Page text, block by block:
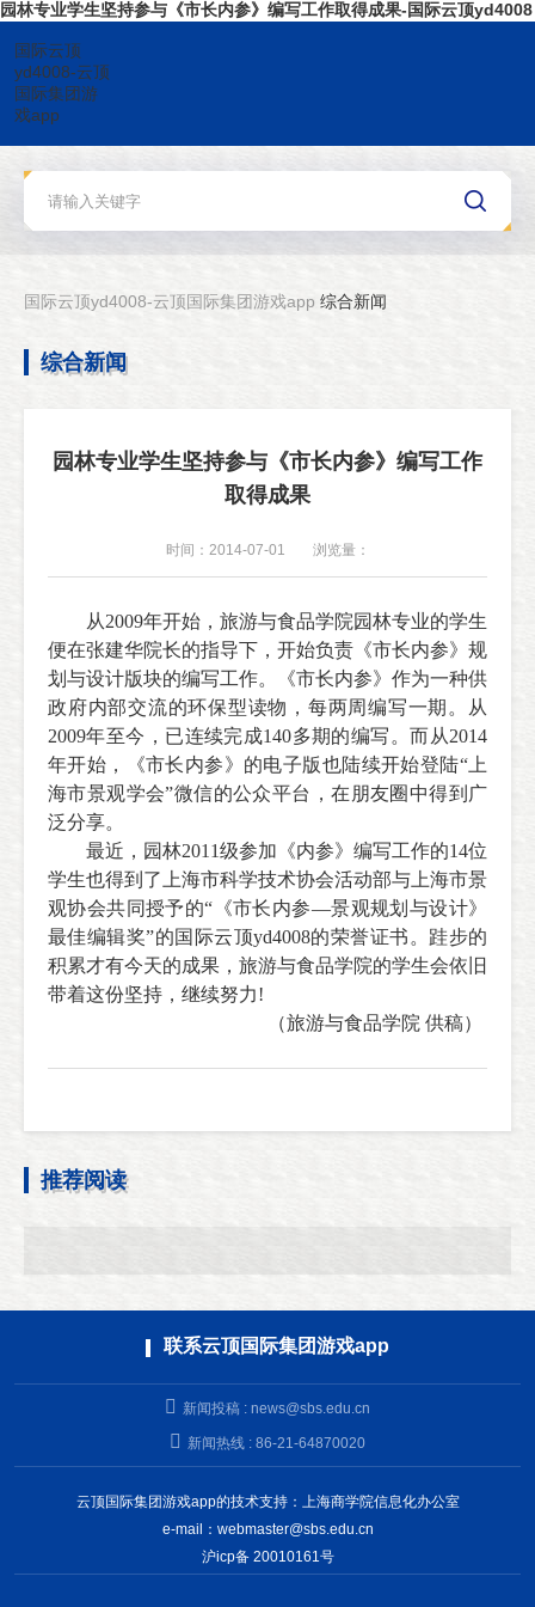
园林专业学生坚持参与《市长内参》编写工作取得成果-国际云顶yd4008
国际云顶
yd4008-云顶
国际集团游
戏app
国际云顶yd4008-云顶国际集团游戏app 综合新闻
综合新闻
园林专业学生坚持参与《市长内参》编写工作
取得成果
时间：2014-07-01 浏览量：
从2009年开始，旅游与食品学院园林专业的学生
便在张建华院长的指导下，开始负责《市长内参》规
划与设计版块的编写工作。《市长内参》作为一种供
政府内部交流的环保型读物，每两周编写一期。从
2009年至今，已连续完成140多期的编写。而从2014
年开始，《市长内参》的电子版也陆续开始登陆“上
海市景观学会”微信的公众平台，在朋友圈中得到广
泛分享。
最近，园林2011级参加《内参》编写工作的14位
学生也得到了上海市科学技术协会活动部与上海市景
观协会共同授予的“《市长内参—景观规划与设计》
最佳编辑奖”的国际云顶yd4008的荣誉证书。跬步的
积累才有今天的成果，旅游与食品学院的学生会依旧
带着这份坚持，继续努力!
（旅游与食品学院 供稿）
推荐阅读
联系云顶国际集团游戏app
新闻投稿 : news@sbs.edu.cn
新闻热线 : 86-21-64870020
云顶国际集团游戏app的技术支持：上海商学院信息化办公室
e-mail： webmaster@sbs.edu.cn
沪icp备 20010161号